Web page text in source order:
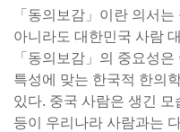
「동의보감」이란 의서
아니라도 대한민국 사람
「동의보감」의 중요성
특성에 맞는 한국적 한의
있다. 중국 사람은 생긴
등이 우리나라 사람과는